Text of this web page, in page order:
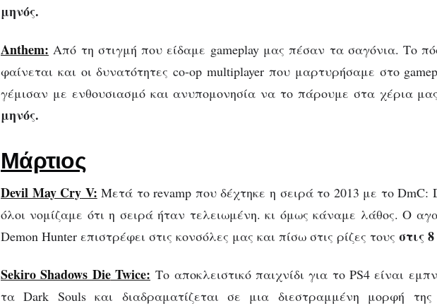
μηνός.
Anthem: Από τη στιγμή που είδαμε gameplay μας πέσαν τα σαγόνια. Το
φαίνεται και οι δυνατότητες co-op multiplayer που μαρτυρήσαμε στο
γέμισαν με ενθουσιασμό και ανυπομονησία να το πάρουμε στα χέρια
μηνός.
Μάρτιος
Devil May Cry V: Μετά το revamp που δέχτηκε η σειρά το 2013 με το DmC:
όλοι νομίζαμε ότι η σειρά ήταν τελειωμένη. κι όμως κάναμε λάθος. Ο
Demon Hunter επιστρέφει στις κονσόλες μας και πίσω στις ρίζες τους στις
Sekiro Shadows DieTwice: Το αποκλειστικό παιχνίδι για το PS4 είναι
τα Dark Souls και διαδραματίζεται σε μια διεστραμμένη μορφή της